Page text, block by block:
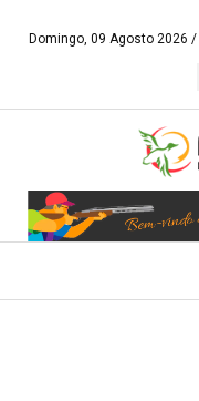
Domingo, 09 Agosto 2026 /